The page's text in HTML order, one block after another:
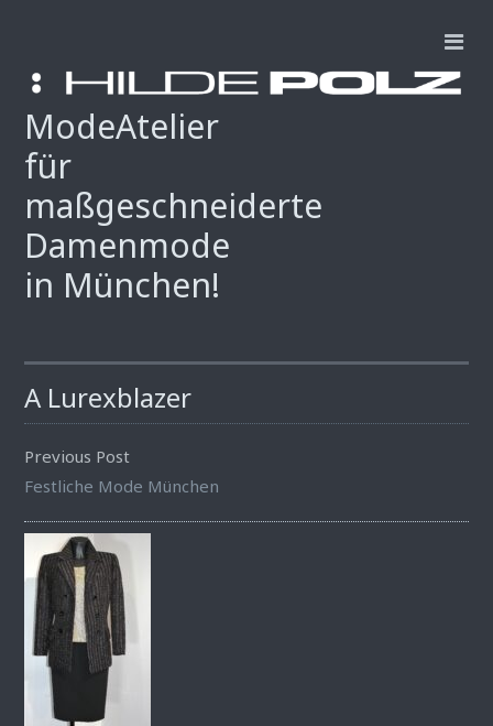
ModeAtelier
für
maßgeschneiderte
Damenmode
in München!
A Lurexblazer
Previous Post
Festliche Mode München